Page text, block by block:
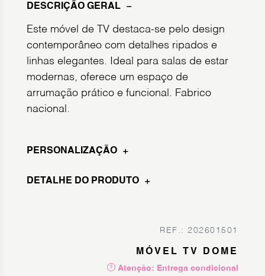
DESCRIÇÃO GERAL
Este móvel de TV destaca-se pelo design
contemporâneo com detalhes ripados e
linhas elegantes. Ideal para salas de estar
modernas, oferece um espaço de
arrumação prático e funcional. Fabrico
nacional.
PERSONALIZAÇÃO
DETALHE DO PRODUTO
REF.: 202601501
MÓVEL TV DOME
Atenção: Entrega condicional